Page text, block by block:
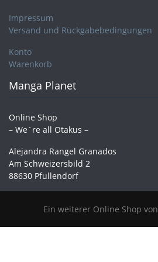
Impressum
Versand und Rückgabebedingungen
Konto
Warenkorb
Manga Planet
Online Shop
– We´re all Otakus –
Alejandra Rangel Granados
Am Schweizersbild 2
88630 Pfullendorf
Ein weiterer Online Shop von